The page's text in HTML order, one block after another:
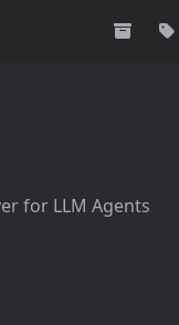
for LLM Agents